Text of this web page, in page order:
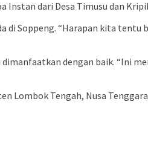
dari Desa Timusu dan
Soppeng. “Harapan kita tentu
dengan baik. “Ini
Lombok Tengah, Nusa